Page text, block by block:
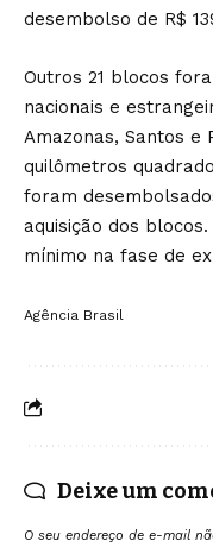
desembolso de R$
Outros 21 blocos
nacionais e
Amazonas, Santos e
quilômetros
foram
aquisição dos
mínimo na fase de
Agência Brasil
Deixe um
O seu endereço de e-mail